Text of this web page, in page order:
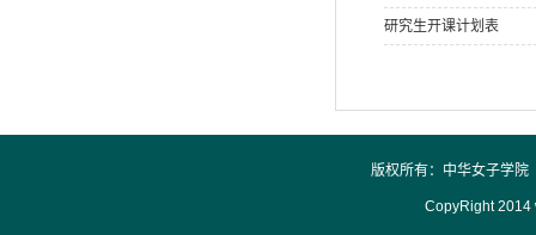
研究生开课计划表
版权所有：中华女子学
CopyRight 2014